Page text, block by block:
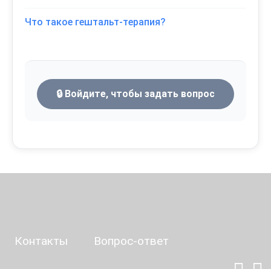
Что такое гештальт-терапия?
🔒 Войдите, чтобы задать вопрос
Контакты Вопрос-ответ